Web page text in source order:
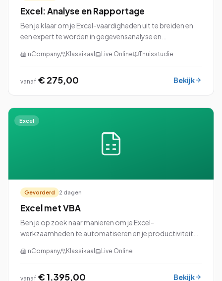
Excel: Analyse en Rapportage
Ben je klaar om je Excel-vaardigheden uit te breiden en
een expert te worden in gegevensanalyse en
Rapportage perfect voor jou!
InCompany Klassikaal Live Online Thuisstudie
vanaf € 275,00 Bekijk
Excel
Gevorderd 2 dagen
Excel met VBA
Ben je op zoek naar manieren om je Excel-
werkzaamheden te automatiseren en je productiviteit
met VBA (Visual Basic for Applications) perfec...
InCompany Klassikaal Live Online
vanaf € 1.395,00 Bekijk